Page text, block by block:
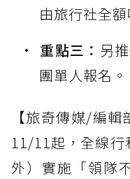
由旅行社全額
重點三： 另
團單人報名。
【旅奇傳媒/編
11/11起，全線行
外）實施「領隊